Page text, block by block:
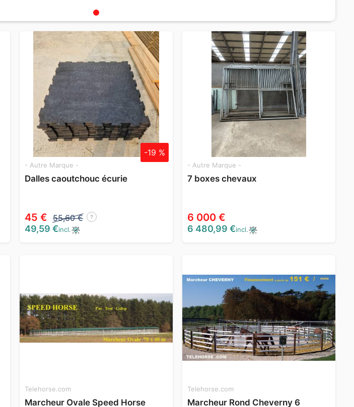
- Autre Marque -
Dalles caoutchouc écurie
45 € 55,60 € ?
-19 %
49,59 €incl.
- Autre Marque -
7 boxes chevaux
6 000 €
6 480,99 €incl.
Telehorse.com
Marcheur Ovale Speed Horse
Telehorse.com
Marcheur Rond Cheverny 6